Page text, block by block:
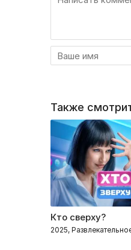
Также
Кто сверху?
2025,